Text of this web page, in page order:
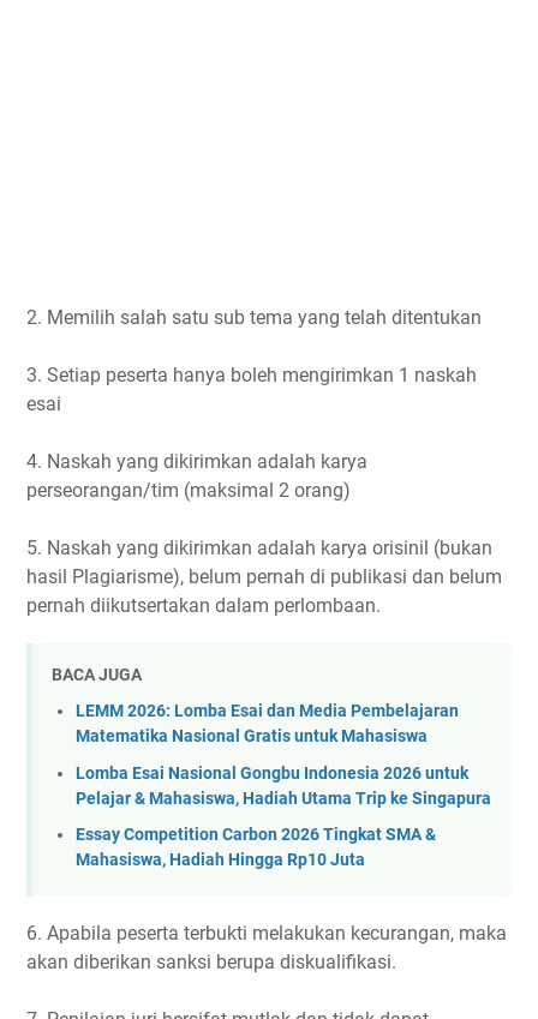
2. Memilih salah satu sub tema yang telah ditentukan
3. Setiap peserta hanya boleh mengirimkan 1 naskah
esai
4. Naskah yang dikirimkan adalah karya
perseorangan/tim (maksimal 2 orang)
5. Naskah yang dikirimkan adalah karya orisinil (bukan
hasil Plagiarisme), belum pernah di publikasi dan belum
pernah diikutsertakan dalam perlombaan.
BACA JUGA
LEMM 2026: Lomba Esai dan Media Pembelajaran
Matematika Nasional Gratis untuk Mahasiswa
Lomba Esai Nasional Gongbu Indonesia 2026 untuk
Pelajar & Mahasiswa, Hadiah Utama Trip ke Singapura
Essay Competition Carbon 2026 Tingkat SMA &
Mahasiswa, Hadiah Hingga Rp10 Juta
6. Apabila peserta terbukti melakukan kecurangan, maka
akan diberikan sanksi berupa diskualifikasi.